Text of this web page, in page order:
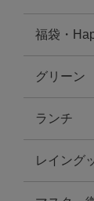
レイン
アクセ
ファッ
ファッシ
福袋・
グリーン
ランチ
レイング